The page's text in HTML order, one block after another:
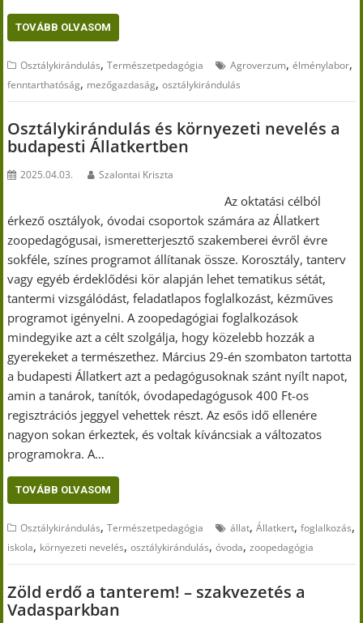
TOVÁBB OLVASOM
Osztálykirándulás,Természetpedagógia Agroverzum,élménylabor,
fenntarthatóság, mezőgazdaság,osztálykirándulás
Osztálykirándulás és környezeti nevelés a
budapesti Állatkertben
2025.04.03. Szalontai Kriszta
Az oktatási célból
érkező osztályok, óvodai csoportok számára az Állatkert
zoopedagógusai, ismeretterjesztő szakemberei évről évre
sokféle, színes programot állítanak össze. Korosztály, tanterv
vagy egyéb érdeklődési kör alapján lehet tematikus sétát,
tantermi vizsgálódást, feladatlapos foglalkozást, kézműves
programot igényelni. A zoopedagógiai foglalkozások
mindegyike azt a célt szolgálja, hogy közelebb hozzák a
gyerekeket a természethez. Március 29-én szombaton tartotta
a budapesti Állatkert azt a pedagógusoknak szánt nyílt napot,
amin a tanárok, tanítók, óvodapedagógusok 400 Ft-os
regisztrációs jeggyel vehettek részt. Az esős idő ellenére
nagyon sokan érkeztek, és voltak kíváncsiak a változatos
programokra. A…
TOVÁBB OLVASOM
Osztálykirándulás,Természetpedagógia állat,Állatkert,foglalkozás,
iskola, környezeti nevelés,osztálykirándulás,óvoda,zoopedagógia
Zöld erdő a tanterem! – szakvezetés a
Vadasparkban